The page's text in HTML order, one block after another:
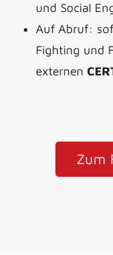
und Social
Auf Abruf:
Fighting und
externen
Zum